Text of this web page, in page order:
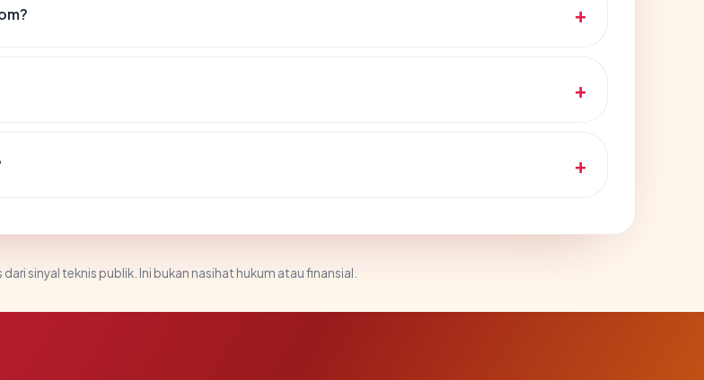
sinyal teknis publik. Ini bukan nasihat hukum atau finansial.